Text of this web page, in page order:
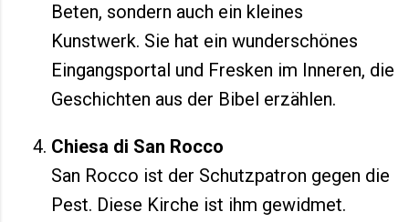
Beten, sondern auch ein kleines
Kunstwerk. Sie hat ein wunderschönes
Eingangsportal und Fresken im Inneren, die
Geschichten aus der Bibel erzählen.
Chiesa di San Rocco
San Rocco ist der Schutzpatron gegen die
Pest. Diese Kirche ist ihm gewidmet.